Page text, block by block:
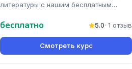
литературы с нашим бесплатным
по литературе'. Вы получи
бесплатно 5.0· 1 отзыв
Смотреть курс